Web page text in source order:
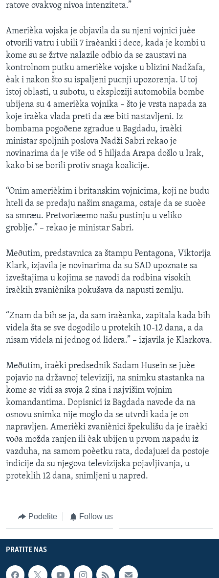
ratove ovakvog nivoa intenziteta.”
Amerièka vojska je objavila da su njeni vojnici juèe
otvorili vatru i ubili 7 iraèanki i dece, kada je kombi u
kome su se žrtve nalazile odbio da se zaustavi na
kontrolnom putku amerièke vojske u blizini Nadžafa,
èak i nakon što su ispaljeni pucnji upozorenja. U toj
istoj oblasti, u subotu, u eksploziji automobila bombe
ubijena su 4 amerièka vojnika – što je vrsta napada za
koje iraèka vlada preti da æe biti nastavljeni. Iz
bombama pogoðene zgradue u Bagdadu, iraèki
ministar spoljnih poslova Nadži Sabri rekao je
novinarima da je više od 5 hiljada Arapa došlo u Irak,
kako bi se borili protiv snaga koalicije.
“Onim amerièkim i britanskim vojnicima, koji ne budu
hteli da se predaju našim snagama, ostaje da se suoèe
sa smræu. Pretvoriæemo našu pustinju u veliko
groblje.” – rekao je ministar Sabri.
Meðutim, predstavnica za štampu Pentagona, Viktorija
Klark, izjavila je novinarima da su SAD upoznate sa
izveštajima u kojima se navodi da rodbina visokih
iraèkih zvaniènika pokušava da napusti zemlju.
“Znam da bih se ja, da sam iraèanka, zapitala kada bih
videla šta se sve dogodilo u protekih 10-12 dana, a da
nisam videla ni jednog od lidera.” – izjavila je Klarkova.
Meðutim, iraèki predsednik Sadam Husein se juèe
pojavio na državnoj televiziji, na snimku stastanka na
kome se vidi sa svoja 2 sina i najvišim vojnim
komandantima. Dopisnici iz Bagdada navode da na
osnovu snimka nije moglo da se utvrdi kada je on
napravljen. Amerièki zvaniènici špekulišu da je iraèki
voða možda ranjen ili èak ubijen u prvom napadu iz
vazduha, na samom poèetku rata, dodajuæi da postoje
indicije da su njegova televizijska pojavljivanja, u
proteklih 12 dana, snimljeni u napred.
Podelite Follow us
PRATITE NAS